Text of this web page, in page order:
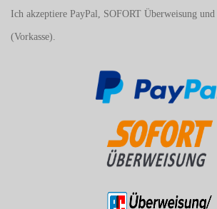
Ich akzeptiere PayPal, SOFORT Überweisung
(Vorkasse).